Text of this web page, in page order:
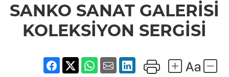
SANKO SANAT GALERİSİ
KOLEKSİYON SERGİSİ